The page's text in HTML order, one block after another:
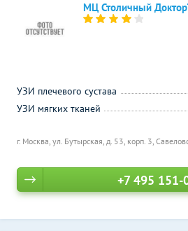
МЦ Столичный
г. Москва, ул. Бутырская, д. 53, корп. 3,
УЗИ плечевого сустава
УЗИ мягких тканей
+7 495 151-